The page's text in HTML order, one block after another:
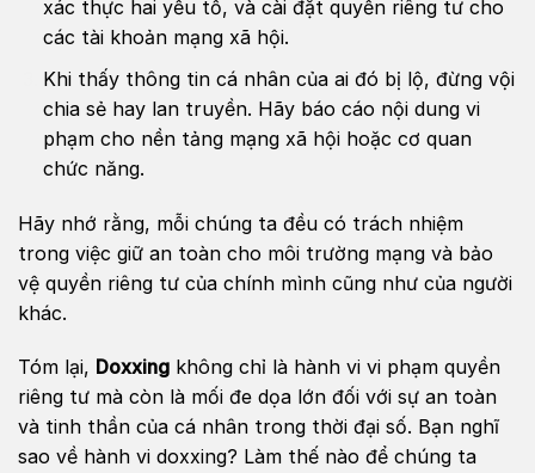
xác thực hai yếu tố, và cài đặt quyền riêng tư cho
các tài khoản mạng xã hội.
Khi thấy thông tin cá nhân của ai đó bị lộ, đừng vội
chia sẻ hay lan truyền. Hãy báo cáo nội dung vi
phạm cho nền tảng mạng xã hội hoặc cơ quan
chức năng.
Hãy nhớ rằng, mỗi chúng ta đều có trách nhiệm
trong việc giữ an toàn cho môi trường mạng và bảo
vệ quyền riêng tư của chính mình cũng như của người
khác.
Tóm lại, Doxxingkhông chỉ là hành vi vi phạm quyền
riêng tư mà còn là mối đe dọa lớn đối với sự an toàn
và tinh thần của cá nhân trong thời đại số. Bạn nghĩ
sao về hành vi doxxing? Làm thế nào để chúng ta